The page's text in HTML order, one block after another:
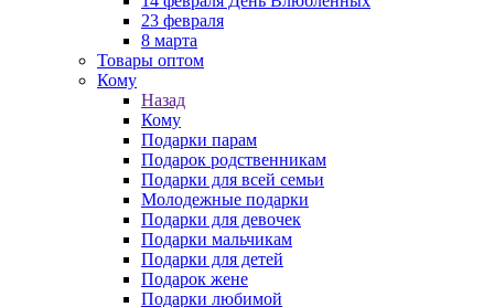
23 февраля
8 марта
Товары оптом
Кому
Назад
Кому
Подарки парам
Подарок родственникам
Подарки для всей семьи
Молодежные подарки
Подарки для девочек
Подарки мальчикам
Подарки для детей
Подарок жене
Подарки любимой